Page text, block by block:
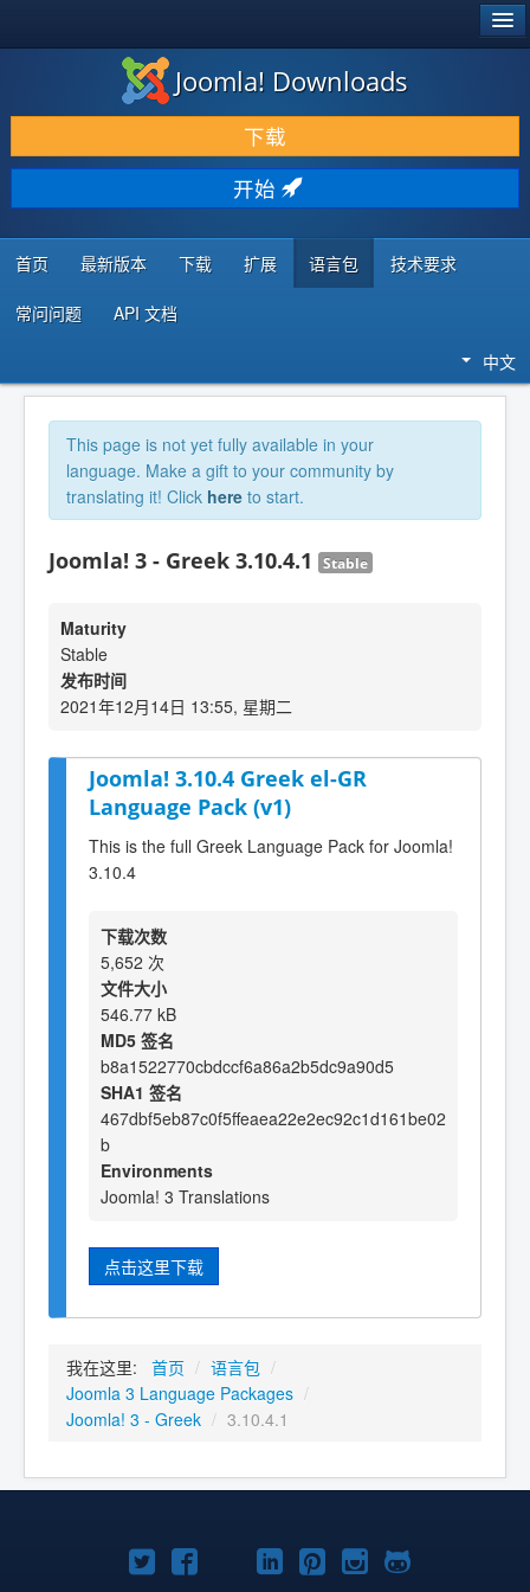
下载 & 扩展
发现 & 学习
社区 & 支持
开发者资源
Joomla! Downloads
下载
开始
首页 最新版本 下载 扩展 语言包 技术要求
常问问题 API 文档
中文
This page is not yet fully available in your
language. Make a gift to your community by
translating it! Click here to start.
Joomla! 3 - Greek 3.10.4.1 Stable
Maturity
Stable
发布时间
2021年12月14日 13:55, 星期二
Joomla! 3.10.4 Greek el-GR
Language Pack (v1)
This is the full Greek Language Pack for Joomla!
3.10.4
下载次数
5,652 次
文件大小
546.77 kB
MD5 签名
b8a1522770cbdccf6a86a2b5dc9a90d5
SHA1 签名
467dbf5eb87c0f5ffeaea22e2ec92c1d161be02
b
Environments
Joomla! 3 Translations
点击这里下载
我在这里: 首页 / 语言包 /
Joomla 3 Language Packages /
Joomla! 3 - Greek / 3.10.4.1
TwitterFacebookYouTube
LinkedIn
Pinterest
Instagram
GitHub